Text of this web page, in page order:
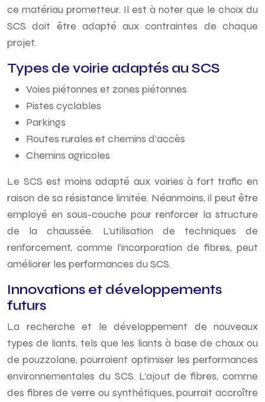
ce matériau prometteur. Il est à noter que le choix du
SCS doit être adapté aux contraintes de chaque
projet.
Types de voirie adaptés au SCS
Voies piétonnes et zones piétonnes
Pistes cyclables
Parkings
Routes rurales et chemins d’accès
Chemins agricoles
Le SCS est moins adapté aux voiries à fort trafic en
raison de sa résistance limitée. Néanmoins, il peut être
employé en sous-couche pour renforcer la structure
de la chaussée. L’utilisation de techniques de
renforcement, comme l’incorporation de fibres, peut
améliorer les performances du SCS.
Innovations et développements
futurs
La recherche et le développement de nouveaux
types de liants, tels que les liants à base de chaux ou
de pouzzolane, pourraient optimiser les performances
environnementales du SCS. L’ajout de fibres, comme
des fibres de verre ou synthétiques, pourrait accroître